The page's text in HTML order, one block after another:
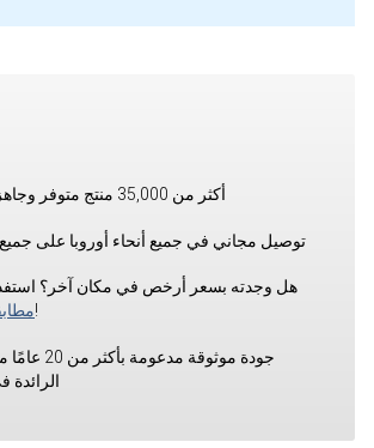
أكثر من 35,000 منتج متوفر وجاهز للشحن
توصيل مجاني في جميع أنحاء أوروبا على
هل وجدته بسعر أرخص في مكان آخر؟
!
جودة موثوقة